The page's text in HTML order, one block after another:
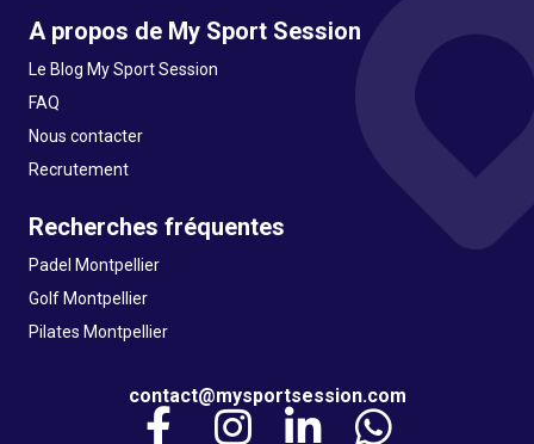
A propos de My Sport Session
Le Blog My Sport Session
FAQ
Nous contacter
Recrutement
Recherches fréquentes
Padel Montpellier
Golf Montpellier
Pilates Montpellier
contact@mysportsession.com